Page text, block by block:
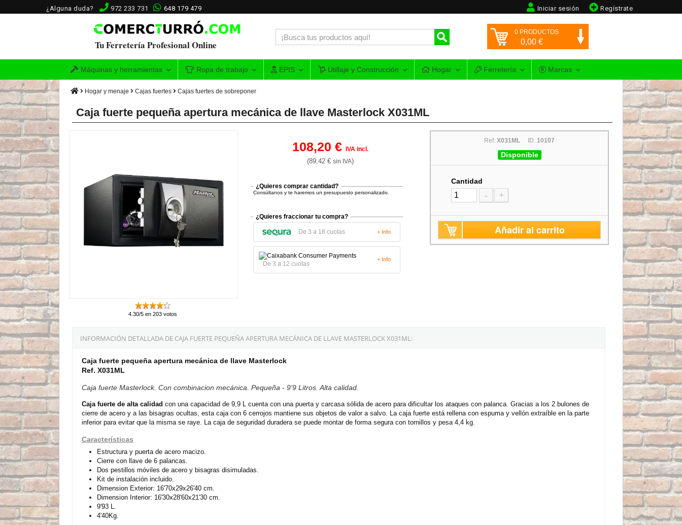
¿Alguna duda? 972 233 731 648 179 479 Regístrate
Iniciar sesión
Tu Ferretería Profesional Online
0 PRODUCTOS
0,00 €
Máquinas y herramientas Ropa de trabajo EPIS Utillaje y Construcción Hogar Ferretería Marcas
Hogar y menaje Cajas fuertes Cajas fuertes de sobreponer
Caja fuerte pequeña apertura mecánica de llave Masterlock X031ML
4.30/5 en 203 votos
108,20 €IVA incl.
(89,42 €sin IVA)
¿Quieres comprar cantidad?
Consúltanos y te haremos un presupuesto personalizado.
¿Quieres fraccionar tu compra?
De 3 a 18 cuotas + Info
De 3 a 12 cuotas
+ Info
Ref:X031ML ID: 10107
Disponible
Cantidad
- +
Añadir al carrito
INFORMACIÓN DETALLADA DE CAJA FUERTE PEQUEÑA APERTURA MECÁNICA DE LLAVE MASTERLOCK X031ML:
Caja fuerte pequeña apertura mecánica de llave Masterlock
Ref. X031ML
Caja fuerte Masterlock. Con combinacion mecánica. Pequeña - 9'9 Litros. Alta calidad.
Caja fuerte de alta calidad con una capacidad de 9,9 L cuenta con una puerta y carcasa sólida de acero para dificultar los ataques con palanca. Gracias a los 2 bulones de
cierre de acero y a las bisagras ocultas, esta caja con 6 cerrojos mantiene sus objetos de valor a salvo. La caja fuerte está rellena con espuma y vellón extraíble en la parte
inferior para evitar que la misma se raye. La caja de seguridad duradera se puede montar de forma segura con tornillos y pesa 4,4 kg.
Características
Estructura y puerta de acero macizo.
Cierre con llave de 6 palancas.
Dos pestillos móviles de acero y bisagras disimuladas.
Kit de instalación incluido.
Dimension Exterior: 16'70x29x26'40 cm.
Dimension Interior: 16'30x28'60x21'30 cm.
9'93 L.
4'40Kg.